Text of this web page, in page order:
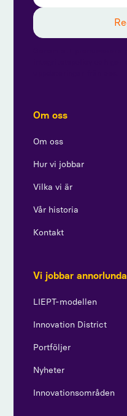
Om oss
Om oss
Hur vi jobbar
Vilka vi är
Vår historia
Kontakt
Vi jobbar annorlunda
LIEPT-modellen
Innovation District
Portföljer
Nyheter
Innovationsområden